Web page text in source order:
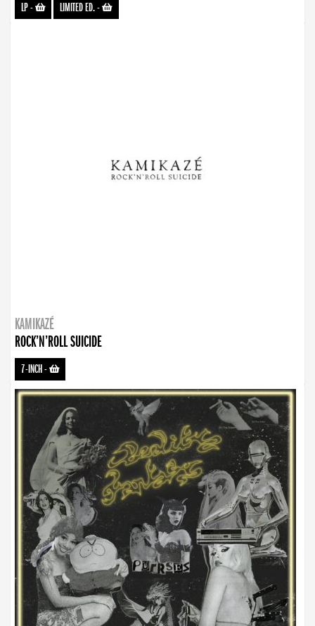
LP- LIMITED ED.-
KAMIKAZÉ
ROCK’N’ROLL SUICIDE
7-INCH-